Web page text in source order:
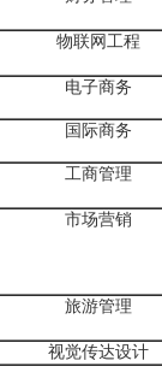
物联网工程
电子商务
国际商务
工商管理
市场营销
旅游管理
视觉传达设计